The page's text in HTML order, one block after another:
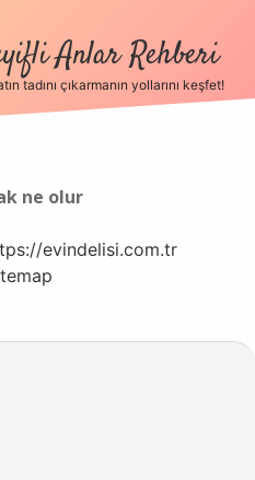
Anlar Rehberi
tadını çıkarmanın yollarını keşfet!
ne olur
evindelisi.com.tr